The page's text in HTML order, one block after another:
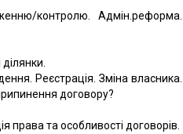
контролю. Адмін.реформа.
Реєстрація. Зміна власника.
договору?
права та особливості договорів.